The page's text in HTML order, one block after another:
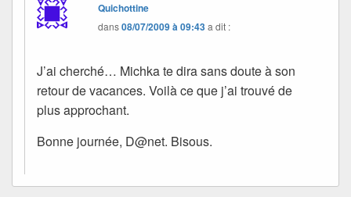
Quichottine
dans08/07/2009 à 09:43a dit :
J’ai cherché… Michka te dira sans doute à son
retour de vacances. Voilà ce que j’ai trouvé de
plus approchant.
Bonne journée, D@net. Bisous.